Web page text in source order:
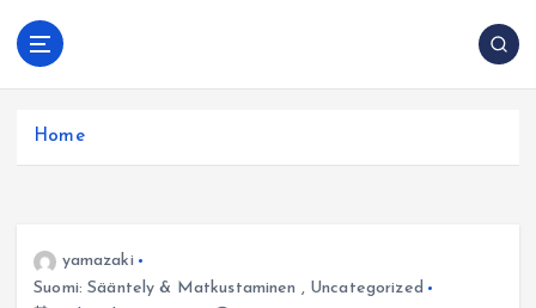
oppaat, vinkit ja
Home
yamazaki
Suomi: Sääntely & Matkustaminen , Uncategorized